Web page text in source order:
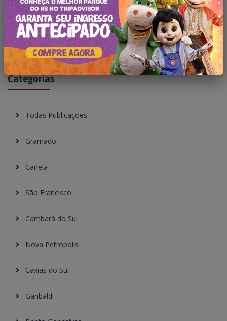
Pesquisar no Blog
Categorias
Todas Publicações
Gramado
Canela
São Francisco
Cambará do Sul
Nova Petrópolis
Caxias do Sul
Garibaldi